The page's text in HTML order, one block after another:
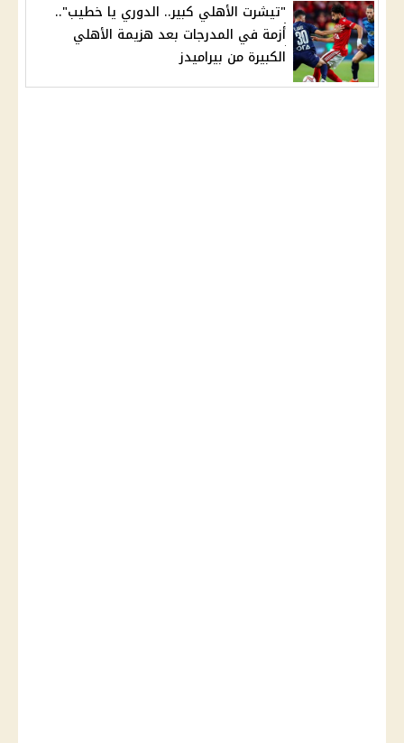
"تيشرت الأهلي كبير.. الدوري يا خطيب"..
أزمة في المدرجات بعد هزيمة الأهلي
الكبيرة من بيراميدز